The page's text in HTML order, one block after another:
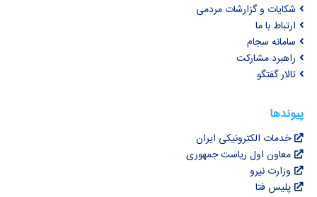
شکایات و گزارشات مردمی
ارتباط با ما
سامانه سجام
راهبرد مشارکت
تالار گفتگو
پیوندها
خدمات الکترونیکی ایران
معاون اول ریاست جمهوری
وزارت نیرو
پلیس فتا